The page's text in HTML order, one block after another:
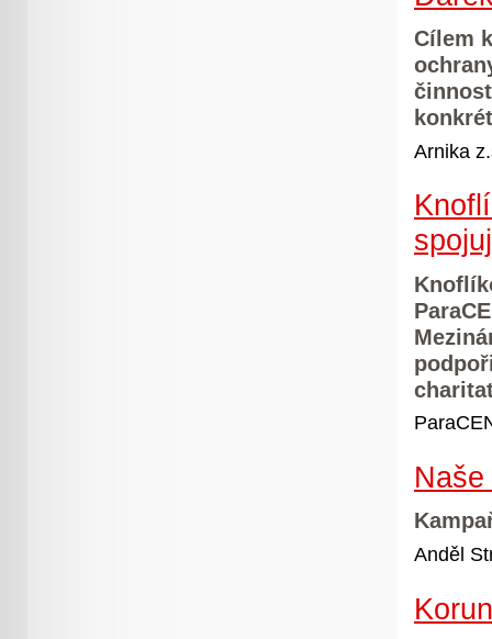
Cílem
Arnika
Anděl